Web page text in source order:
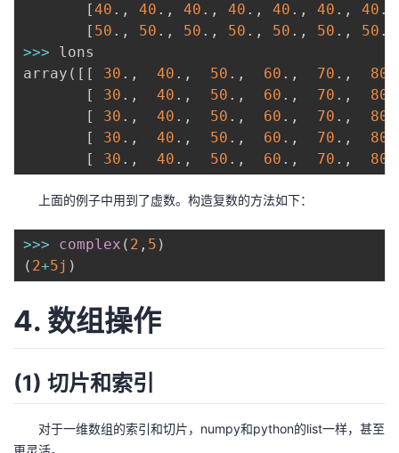
[40 . , 40 . , 40 . , 40 . , 40 . , 40 . , 40 .
[ 50 . , 50 . , 50 . , 50 . , 50 . , 50 . , 50 .
>>> lons
array ( [ [ 30 . , 40 . , 50 . , 60 . , 70 . , 80
[
30 . , 40 . , 50 . , 60 . , 70 . , 80
[
30 . , 40 . , 50 . , 60 . , 70 . , 80
[
30 . , 40 . , 50 . , 60 . , 70 . , 80
[
30 . , 40 . , 50 . , 60 . , 70 . , 80
上面的例子中用到了虚数。构造复数的方法如下：
>>> complex ( 2 , 5 )
( 2+5j )
4. 数组操作
(1) 切片和索引
对于一维数组的索引和切片，numpy和python的list一样，甚至
更灵活。